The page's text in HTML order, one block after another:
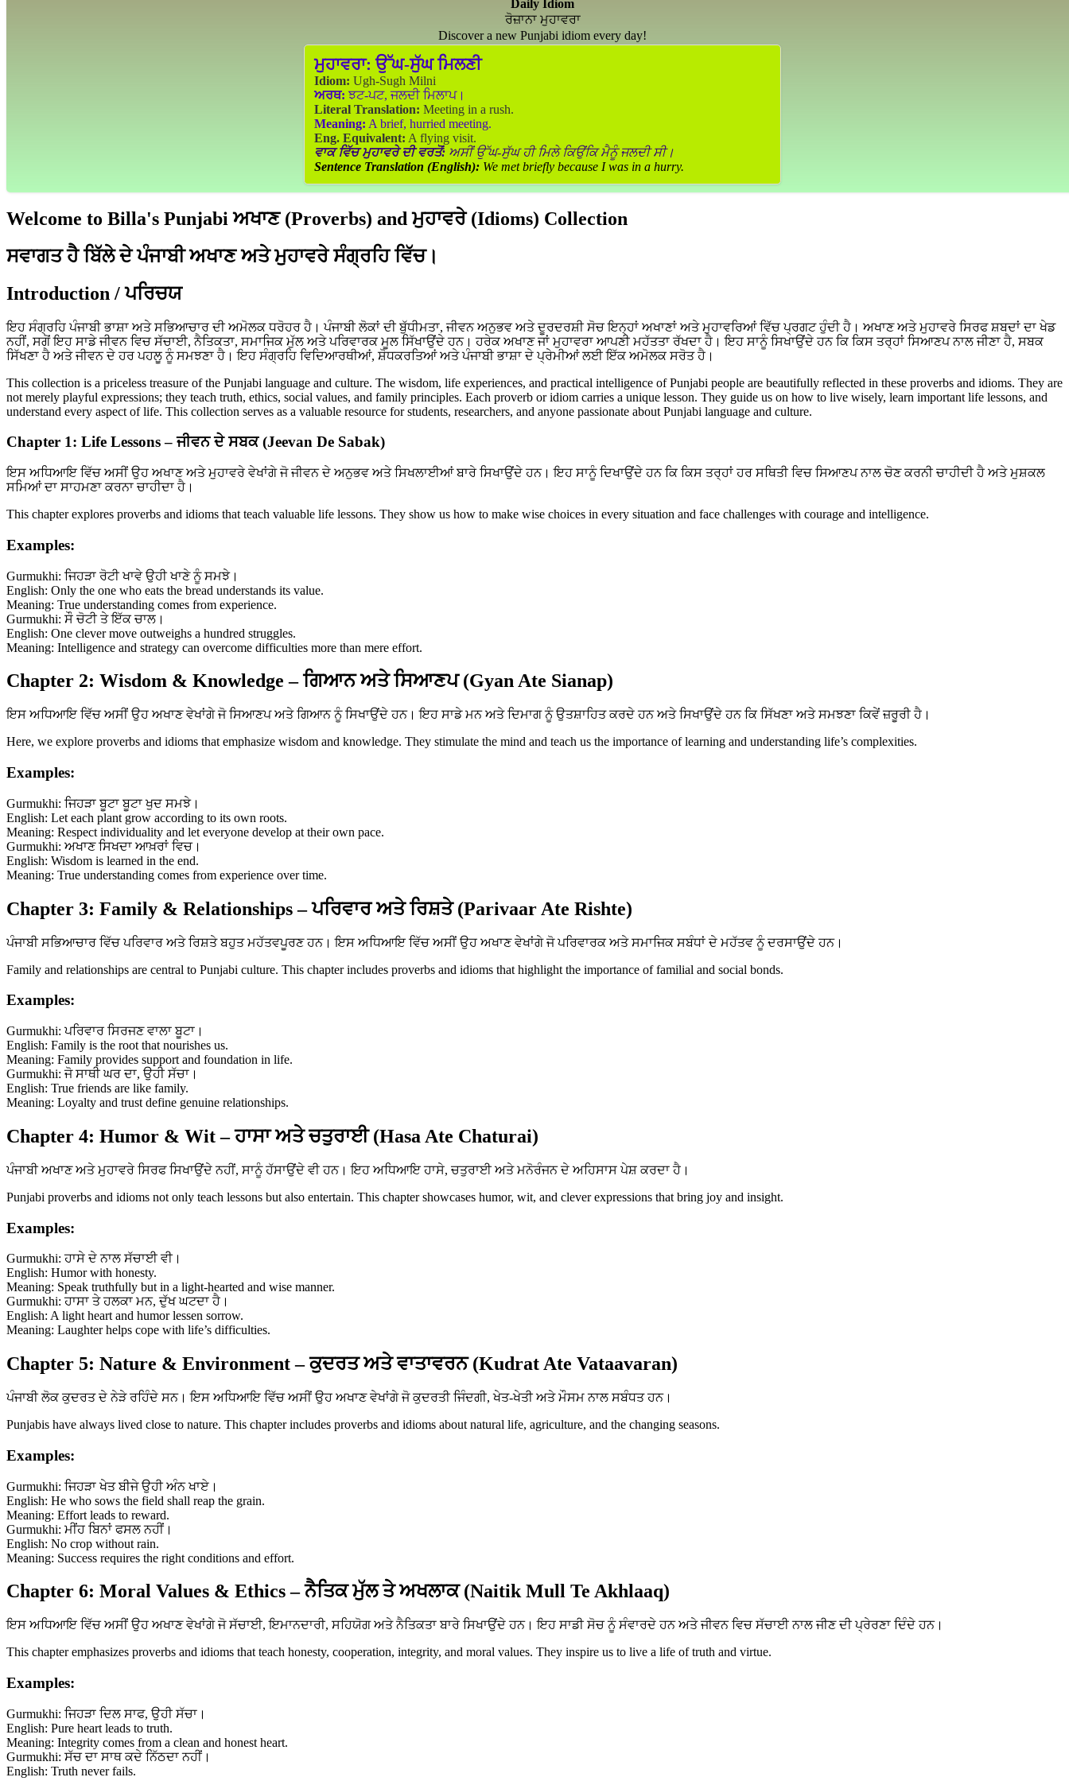
Daily Idiom
ਰੋਜ਼ਾਨਾ ਮੁਹਾਵਰਾ
Discover a new Punjabi idiom every day!
ਮੁਹਾਵਰਾ: ਉੱਘ-ਸੁੱਘ ਮਿਲਣੀ
Idiom: Ugh-Sugh Milni
ਅਰਥ: ਝਟ-ਪਟ, ਜਲਦੀ ਮਿਲਾਪ।
Literal Translation: Meeting in a rush.
Meaning: A brief, hurried meeting.
Eng. Equivalent: A flying visit.
ਵਾਕ ਵਿੱਚ ਮੁਹਾਵਰੇ ਦੀ ਵਰਤੋਂ: ਅਸੀਂ ਉੱਘ-ਸੁੱਘ ਹੀ ਮਿਲੇ ਕਿਉਂਕਿ ਮੈਨੂੰ ਜਲਦੀ ਸੀ।
Sentence Translation (English): We met briefly because I was in a hurry.
Welcome to Billa's Punjabi ਅਖਾਣ (Proverbs) and ਮੁਹਾਵਰੇ (Idioms) Collection
ਸਵਾਗਤ ਹੈ ਬਿੱਲੇ ਦੇ ਪੰਜਾਬੀ ਅਖਾਣ ਅਤੇ ਮੁਹਾਵਰੇ ਸੰਗ੍ਰਹਿ ਵਿੱਚ।
Introduction / ਪਰਿਚਯ
ਇਹ ਸੰਗ੍ਰਹਿ ਪੰਜਾਬੀ ਭਾਸ਼ਾ ਅਤੇ ਸਭਿਆਚਾਰ ਦੀ ਅਮੋਲਕ ਧਰੋਹਰ ਹੈ। ਪੰਜਾਬੀ ਲੋਕਾਂ ਦੀ ਬੁੱਧੀਮਤਾ, ਜੀਵਨ ਅਨੁਭਵ ਅਤੇ ਦੂਰਦਰਸ਼ੀ ਸੋਚ ਇਨ੍ਹਾਂ ਅਖਾਣਾਂ ਅਤੇ ਮੁਹਾਵਰਿਆਂ ਵਿੱਚ ਪ੍ਰਗਟ ਹੁੰਦੀ ਹੈ। ਅਖਾਣ ਅਤੇ ਮੁਹਾਵਰੇ ਸਿਰਫ ਸ਼ਬਦਾਂ ਦਾ ਖੇਡ
ਨਹੀਂ, ਸਗੋਂ ਇਹ ਸਾਡੇ ਜੀਵਨ ਵਿਚ ਸੱਚਾਈ, ਨੈਤਿਕਤਾ, ਸਮਾਜਿਕ ਮੁੱਲ ਅਤੇ ਪਰਿਵਾਰਕ ਮੂਲ ਸਿੱਖਾਉਂਦੇ ਹਨ। ਹਰੇਕ ਅਖਾਣ ਜਾਂ ਮੁਹਾਵਰਾ ਆਪਣੀ ਮਹੱਤਤਾ ਰੱਖਦਾ ਹੈ। ਇਹ ਸਾਨੂੰ ਸਿਖਾਉਂਦੇ ਹਨ ਕਿ ਕਿਸ ਤਰ੍ਹਾਂ ਸਿਆਣਪ ਨਾਲ ਜੀਣਾ ਹੈ, ਸਬਕ
ਸਿੱਖਣਾ ਹੈ ਅਤੇ ਜੀਵਨ ਦੇ ਹਰ ਪਹਲੂ ਨੂੰ ਸਮਝਣਾ ਹੈ। ਇਹ ਸੰਗ੍ਰਹਿ ਵਿਦਿਆਰਥੀਆਂ, ਸ਼ੋਧਕਰਤਿਆਂ ਅਤੇ ਪੰਜਾਬੀ ਭਾਸ਼ਾ ਦੇ ਪ੍ਰੇਮੀਆਂ ਲਈ ਇੱਕ ਅਮੋਲਕ ਸਰੋਤ ਹੈ।
This collection is a priceless treasure of the Punjabi language and culture. The wisdom, life experiences, and practical intelligence of Punjabi people are beautifully reflected in these proverbs and idioms. They are
not merely playful expressions; they teach truth, ethics, social values, and family principles. Each proverb or idiom carries a unique lesson. They guide us on how to live wisely, learn important life lessons, and
understand every aspect of life. This collection serves as a valuable resource for students, researchers, and anyone passionate about Punjabi language and culture.
Chapter 1: Life Lessons – ਜੀਵਨ ਦੇ ਸਬਕ (Jeevan De Sabak)
ਇਸ ਅਧਿਆਇ ਵਿੱਚ ਅਸੀਂ ਉਹ ਅਖਾਣ ਅਤੇ ਮੁਹਾਵਰੇ ਵੇਖਾਂਗੇ ਜੋ ਜੀਵਨ ਦੇ ਅਨੁਭਵ ਅਤੇ ਸਿਖਲਾਈਆਂ ਬਾਰੇ ਸਿਖਾਉਂਦੇ ਹਨ। ਇਹ ਸਾਨੂੰ ਦਿਖਾਉਂਦੇ ਹਨ ਕਿ ਕਿਸ ਤਰ੍ਹਾਂ ਹਰ ਸਥਿਤੀ ਵਿਚ ਸਿਆਣਪ ਨਾਲ ਚੋਣ ਕਰਨੀ ਚਾਹੀਦੀ ਹੈ ਅਤੇ ਮੁਸ਼ਕਲ
ਸਮਿਆਂ ਦਾ ਸਾਹਮਣਾ ਕਰਨਾ ਚਾਹੀਦਾ ਹੈ।
This chapter explores proverbs and idioms that teach valuable life lessons. They show us how to make wise choices in every situation and face challenges with courage and intelligence.
Examples:
Gurmukhi: ਜਿਹੜਾ ਰੋਟੀ ਖਾਵੇ ਉਹੀ ਖਾਣੇ ਨੂੰ ਸਮਝੇ।
English: Only the one who eats the bread understands its value.
Meaning: True understanding comes from experience.
Gurmukhi: ਸੌ ਚੋਟੀ ਤੇ ਇੱਕ ਚਾਲ।
English: One clever move outweighs a hundred struggles.
Meaning: Intelligence and strategy can overcome difficulties more than mere effort.
Chapter 2: Wisdom & Knowledge – ਗਿਆਨ ਅਤੇ ਸਿਆਣਪ (Gyan Ate Sianap)
ਇਸ ਅਧਿਆਇ ਵਿੱਚ ਅਸੀਂ ਉਹ ਅਖਾਣ ਵੇਖਾਂਗੇ ਜੋ ਸਿਆਣਪ ਅਤੇ ਗਿਆਨ ਨੂੰ ਸਿਖਾਉਂਦੇ ਹਨ। ਇਹ ਸਾਡੇ ਮਨ ਅਤੇ ਦਿਮਾਗ ਨੂੰ ਉਤਸ਼ਾਹਿਤ ਕਰਦੇ ਹਨ ਅਤੇ ਸਿਖਾਉਂਦੇ ਹਨ ਕਿ ਸਿੱਖਣਾ ਅਤੇ ਸਮਝਣਾ ਕਿਵੇਂ ਜ਼ਰੂਰੀ ਹੈ।
Here, we explore proverbs and idioms that emphasize wisdom and knowledge. They stimulate the mind and teach us the importance of learning and understanding life’s complexities.
Examples:
Gurmukhi: ਜਿਹੜਾ ਬੂਟਾ ਬੂਟਾ ਖੁਦ ਸਮਝੇ।
English: Let each plant grow according to its own roots.
Meaning: Respect individuality and let everyone develop at their own pace.
Gurmukhi: ਅਖਾਣ ਸਿਖਦਾ ਆਖ਼ਰਾਂ ਵਿਚ।
English: Wisdom is learned in the end.
Meaning: True understanding comes from experience over time.
Chapter 3: Family & Relationships – ਪਰਿਵਾਰ ਅਤੇ ਰਿਸ਼ਤੇ (Parivaar Ate Rishte)
ਪੰਜਾਬੀ ਸਭਿਆਚਾਰ ਵਿੱਚ ਪਰਿਵਾਰ ਅਤੇ ਰਿਸ਼ਤੇ ਬਹੁਤ ਮਹੱਤਵਪੂਰਣ ਹਨ। ਇਸ ਅਧਿਆਇ ਵਿੱਚ ਅਸੀਂ ਉਹ ਅਖਾਣ ਵੇਖਾਂਗੇ ਜੋ ਪਰਿਵਾਰਕ ਅਤੇ ਸਮਾਜਿਕ ਸਬੰਧਾਂ ਦੇ ਮਹੱਤਵ ਨੂੰ ਦਰਸਾਉਂਦੇ ਹਨ।
Family and relationships are central to Punjabi culture. This chapter includes proverbs and idioms that highlight the importance of familial and social bonds.
Examples:
Gurmukhi: ਪਰਿਵਾਰ ਸਿਰਜਣ ਵਾਲਾ ਬੂਟਾ।
English: Family is the root that nourishes us.
Meaning: Family provides support and foundation in life.
Gurmukhi: ਜੋ ਸਾਥੀ ਘਰ ਦਾ, ਉਹੀ ਸੱਚਾ।
English: True friends are like family.
Meaning: Loyalty and trust define genuine relationships.
Chapter 4: Humor & Wit – ਹਾਸਾ ਅਤੇ ਚਤੁਰਾਈ (Hasa Ate Chaturai)
ਪੰਜਾਬੀ ਅਖਾਣ ਅਤੇ ਮੁਹਾਵਰੇ ਸਿਰਫ ਸਿਖਾਉਂਦੇ ਨਹੀਂ, ਸਾਨੂੰ ਹੱਸਾਉਂਦੇ ਵੀ ਹਨ। ਇਹ ਅਧਿਆਇ ਹਾਸੇ, ਚਤੁਰਾਈ ਅਤੇ ਮਨੋਰੰਜਨ ਦੇ ਅਹਿਸਾਸ ਪੇਸ਼ ਕਰਦਾ ਹੈ।
Punjabi proverbs and idioms not only teach lessons but also entertain. This chapter showcases humor, wit, and clever expressions that bring joy and insight.
Examples:
Gurmukhi: ਹਾਸੇ ਦੇ ਨਾਲ ਸੱਚਾਈ ਵੀ।
English: Humor with honesty.
Meaning: Speak truthfully but in a light-hearted and wise manner.
Gurmukhi: ਹਾਸਾ ਤੇ ਹਲਕਾ ਮਨ, ਦੁੱਖ ਘਟਦਾ ਹੈ।
English: A light heart and humor lessen sorrow.
Meaning: Laughter helps cope with life’s difficulties.
Chapter 5: Nature & Environment – ਕੁਦਰਤ ਅਤੇ ਵਾਤਾਵਰਨ (Kudrat Ate Vataavaran)
ਪੰਜਾਬੀ ਲੋਕ ਕੁਦਰਤ ਦੇ ਨੇੜੇ ਰਹਿੰਦੇ ਸਨ। ਇਸ ਅਧਿਆਇ ਵਿੱਚ ਅਸੀਂ ਉਹ ਅਖਾਣ ਵੇਖਾਂਗੇ ਜੋ ਕੁਦਰਤੀ ਜਿੰਦਗੀ, ਖੇਤ-ਖੇਤੀ ਅਤੇ ਮੌਸਮ ਨਾਲ ਸਬੰਧਤ ਹਨ।
Punjabis have always lived close to nature. This chapter includes proverbs and idioms about natural life, agriculture, and the changing seasons.
Examples:
Gurmukhi: ਜਿਹੜਾ ਖੇਤ ਬੀਜੇ ਉਹੀ ਅੰਨ ਖਾਏ।
English: He who sows the field shall reap the grain.
Meaning: Effort leads to reward.
Gurmukhi: ਮੀਂਹ ਬਿਨਾਂ ਫਸਲ ਨਹੀਂ।
English: No crop without rain.
Meaning: Success requires the right conditions and effort.
Chapter 6: Moral Values & Ethics – ਨੈਤਿਕ ਮੁੱਲ ਤੇ ਅਖਲਾਕ (Naitik Mull Te Akhlaaq)
ਇਸ ਅਧਿਆਇ ਵਿੱਚ ਅਸੀਂ ਉਹ ਅਖਾਣ ਵੇਖਾਂਗੇ ਜੋ ਸੱਚਾਈ, ਇਮਾਨਦਾਰੀ, ਸਹਿਯੋਗ ਅਤੇ ਨੈਤਿਕਤਾ ਬਾਰੇ ਸਿਖਾਉਂਦੇ ਹਨ। ਇਹ ਸਾਡੀ ਸੋਚ ਨੂੰ ਸੰਵਾਰਦੇ ਹਨ ਅਤੇ ਜੀਵਨ ਵਿਚ ਸੱਚਾਈ ਨਾਲ ਜੀਣ ਦੀ ਪ੍ਰੇਰਣਾ ਦਿੰਦੇ ਹਨ।
This chapter emphasizes proverbs and idioms that teach honesty, cooperation, integrity, and moral values. They inspire us to live a life of truth and virtue.
Examples:
Gurmukhi: ਜਿਹੜਾ ਦਿਲ ਸਾਫ, ਉਹੀ ਸੱਚਾ।
English: Pure heart leads to truth.
Meaning: Integrity comes from a clean and honest heart.
Gurmukhi: ਸੱਚ ਦਾ ਸਾਥ ਕਦੇ ਨਿੱਠਦਾ ਨਹੀਂ।
English: Truth never fails.